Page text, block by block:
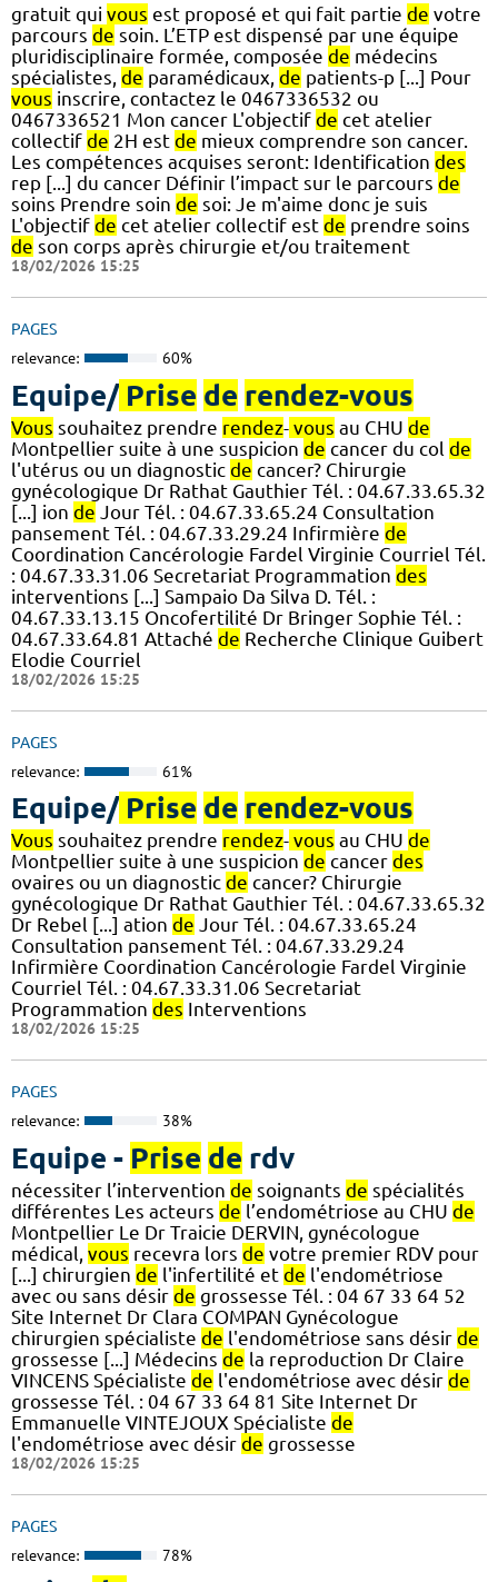
gratuit qui vous est proposé et qui fait partie de votre
parcours de soin. L’ETP est dispensé par une équipe
pluridisciplinaire formée, composée de médecins
spécialistes, de paramédicaux, de patients-p [...] Pour
vous inscrire, contactez le 0467336532 ou
0467336521 Mon cancer L'objectif de cet atelier
collectif de 2H est de mieux comprendre son cancer.
Les compétences acquises seront: Identification des
rep [...] du cancer Définir l’impact sur le parcours de
soins Prendre soin de soi: Je m'aime donc je suis
L'objectif de cet atelier collectif est de prendre soins
de son corps après chirurgie et/ou traitement
18/02/2026 15:25
PAGES
relevance: 60%
Equipe/ Prise de rendez-vous
Vous souhaitez prendre rendez- vous au CHU de
Montpellier suite à une suspicion de cancer du col de
l'utérus ou un diagnostic de cancer? Chirurgie
gynécologique Dr Rathat Gauthier Tél. : 04.67.33.65.32
[...] ion de Jour Tél. : 04.67.33.65.24 Consultation
pansement Tél. : 04.67.33.29.24 Infirmière de
Coordination Cancérologie Fardel Virginie Courriel Tél.
: 04.67.33.31.06 Secretariat Programmation des
interventions [...] Sampaio Da Silva D. Tél. :
04.67.33.13.15 Oncofertilité Dr Bringer Sophie Tél. :
04.67.33.64.81 Attaché de Recherche Clinique Guibert
Elodie Courriel
18/02/2026 15:25
PAGES
relevance: 61%
Equipe/ Prise de rendez-vous
Vous souhaitez prendre rendez- vous au CHU de
Montpellier suite à une suspicion de cancer des
ovaires ou un diagnostic de cancer? Chirurgie
gynécologique Dr Rathat Gauthier Tél. : 04.67.33.65.32
Dr Rebel [...] ation de Jour Tél. : 04.67.33.65.24
Consultation pansement Tél. : 04.67.33.29.24
Infirmière Coordination Cancérologie Fardel Virginie
Courriel Tél. : 04.67.33.31.06 Secretariat
Programmation des Interventions
18/02/2026 15:25
PAGES
relevance: 38%
Equipe - Prise de rdv
nécessiter l’intervention de soignants de spécialités
différentes Les acteurs de l’endométriose au CHU de
Montpellier Le Dr Traicie DERVIN, gynécologue
médical, vous recevra lors de votre premier RDV pour
[...] chirurgien de l'infertilité et de l'endométriose
avec ou sans désir de grossesse Tél. : 04 67 33 64 52
Site Internet Dr Clara COMPAN Gynécologue
chirurgien spécialiste de l'endométriose sans désir de
grossesse [...] Médecins de la reproduction Dr Claire
VINCENS Spécialiste de l'endométriose avec désir de
grossesse Tél. : 04 67 33 64 81 Site Internet Dr
Emmanuelle VINTEJOUX Spécialiste de
l'endométriose avec désir de grossesse
18/02/2026 15:25
PAGES
relevance: 78%